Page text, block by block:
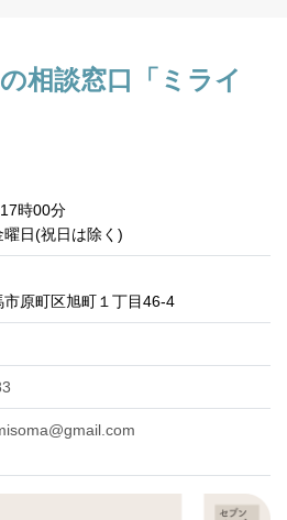
相談窓口「ミライ
時00分
曜日(祝日は除く)
市原町区旭町１丁目46-4